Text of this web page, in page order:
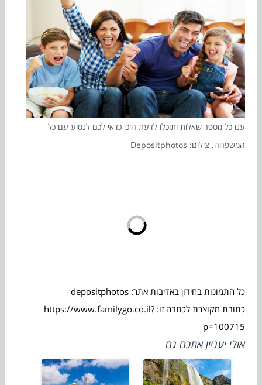
ענו כל מספר שאלות ותוכלו לדעת היכן כדאי לכם לנסוע עם כל
המשפחה. צילום: Depositphotos
כל התמונות בחידון באדיבות אתר: depositphotos
כתובת מקוצרת לכתבה זו: https://www.familygo.co.il?
p=100715
אולי יעניין אתכם גם